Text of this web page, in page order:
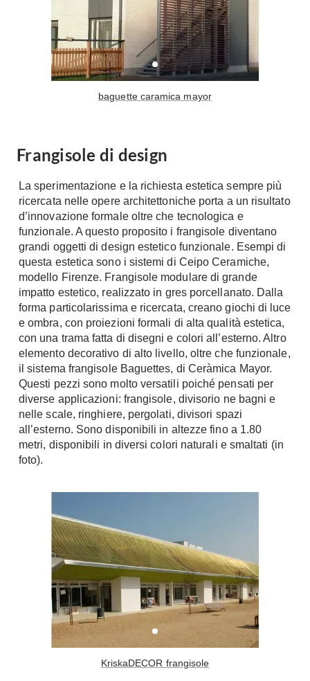
Divani in Pelle
Complementi
Tavoli
Oggettistica
Complementi arredo
Notte
Camere Matrimoniali
Letti
Comodino
Camere Classiche
Lenzuola
Piumini
Letti Contenitore
Letti a Scomparsa
Armadi
Armadio ante Battenti
Armadi ante
Scorrevoli
Armadi su misura
Armadi Angolo
I consigli sugli armadi
Camerette
Camerette Ragazzi
Camerette Bambini
Letti a Castello
Per Neonati
Cura della casa
Pulizia
Detergenti
Stiro
Aspirapolvere
Progetto
Norme
Il Verde
Restauri
Impianti
Hi-Fi
Televisori
Hi-Fi
Home-Theatre
Console
Porte
Blindate
Finestre
Finestre Pvc
Finestre Alluminio
Finestre Legno
Persiane
baguette caramica mayor
Frangisole di design
La sperimentazione e la richiesta estetica sempre più
ricercata nelle opere architettoniche porta a un risultato
d’innovazione formale oltre che tecnologica e
funzionale. A questo proposito i frangisole diventano
grandi oggetti di design estetico funzionale. Esempi di
questa estetica sono i sistemi di Ceipo Ceramiche,
modello Firenze. Frangisole modulare di grande
impatto estetico, realizzato in gres porcellanato. Dalla
forma particolarissima e ricercata, creano giochi di luce
e ombra, con proiezioni formali di alta qualità estetica,
con una trama fatta di disegni e colori all’esterno. Altro
elemento decorativo di alto livello, oltre che funzionale,
il sistema frangisole Baguettes, di Ceràmica Mayor.
Questi pezzi sono molto versatili poiché pensati per
diverse applicazioni: frangisole, divisorio ne bagni e
nelle scale, ringhiere, pergolati, divisori spazi
all’esterno. Sono disponibili in altezze fino a 1.80
metri, disponibili in diversi colori naturali e smaltati (in
foto).
KriskaDECOR frangisole